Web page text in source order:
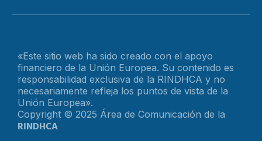
«Este sitio web ha sido creado con el apoyo
financiero de la Unión Europea. Su contenido es
responsabilidad exclusiva de la RINDHCA y no
necesariamente refleja los puntos de vista de la
Unión Europea».
Copyright © 2025 Área de Comunicación de la
RINDHCA